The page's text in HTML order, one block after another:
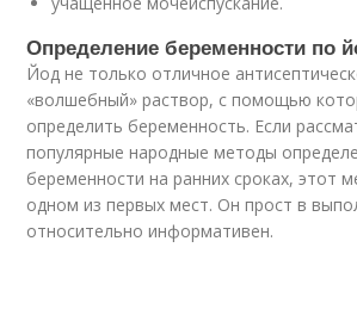
Определение беременности по
Йод не только отличное
«волшебный» раствор, с помощью
определить беременность. Если
популярные народные методы
беременности на ранних сроках, этот
одном из первых мест. Он прост в
относительно информативен.